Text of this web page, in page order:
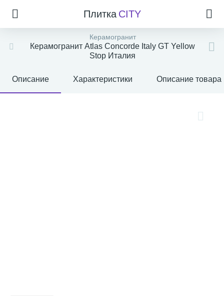
Плитка CITY
Керамогранит
Керамогранит Atlas Concorde Italy GT Yellow
Stop Италия
Описание Характеристики Описание товара